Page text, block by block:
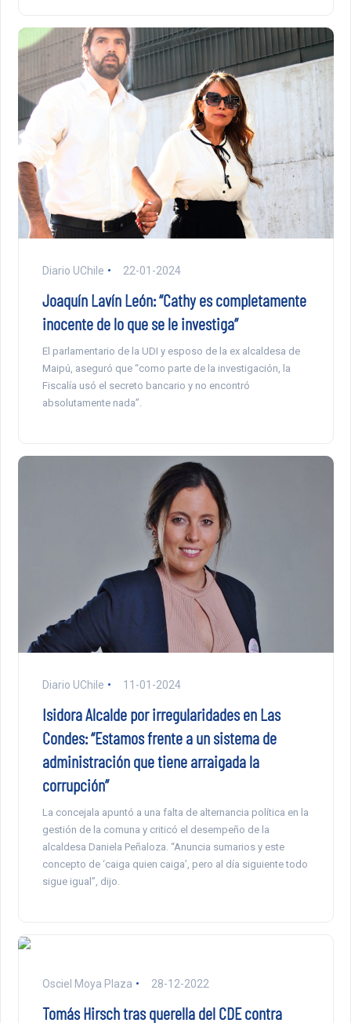
Diario UChile 22-01-2024
Joaquín Lavín León: “Cathy es completamente
inocente de lo que se le investiga”
El parlamentario de la UDI y esposo de la ex alcaldesa de
Maipú, aseguró que “como parte de la investigación, la
Fiscalía usó el secreto bancario y no encontró
absolutamente nada”.
Diario UChile 11-01-2024
Isidora Alcalde por irregularidades en Las
Condes: “Estamos frente a un sistema de
administración que tiene arraigada la
corrupción”
La concejala apuntó a una falta de alternancia política en la
gestión de la comuna y criticó el desempeño de la
alcaldesa Daniela Peñaloza. “Anuncia sumarios y este
concepto de ‘caiga quien caiga’, pero al día siguiente todo
sigue igual”, dijo.
Osciel Moya Plaza 28-12-2022
Tomás Hirsch tras querella del CDE contra